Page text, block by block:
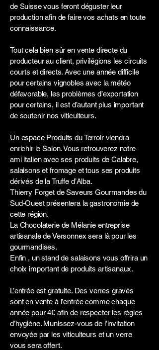
de Suisse vous feront déguster leur
production afin de faire vos achats en toute
connaissance.
Tout cela bien sûr en vente directe du
producteur au client, privilégions les circuits
courts et directs. Avec une année difficile
pour certains vignobles avec la météo
défavorable, les problèmes d’exportation
pour certains, il est d’autant plus important
de soutenir nos viticulteurs.
Un espace Produits du Terroir viendra
enrichir le Salon. Vous retrouverez notre
ami italien avec ses produits de Calabre,
salaisons et fromage et tous ses produits
dérivés de la Truffe d’Alba.
Thierry Forget de Saveurs Gourmandes du
Sud-Ouest présentera la gastronomie de
cette région.
La Chocolaterie de Mélanie entreprise
artisanale de Versonnex sera là pour les
gourmandises.
Enfin , un stand de salaisons vous offrira un
choix important de produits artisanaux.
L’entrée est gratuite. Des verres gravés
sont en vente à l’entrée comme chaque
année pour 4€ afin de respecter les règles
d’hygiène. Munissez-vous de l’invitation
envoyée par les viticulteurs et un verre
vous sera offert.